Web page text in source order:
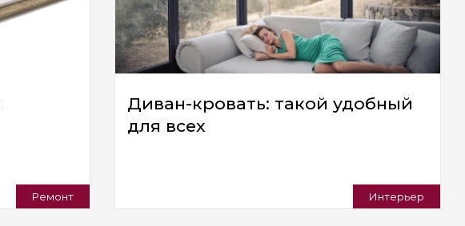
Ремонт
Диван-кровать: такой удобный
для всех
Интерьер